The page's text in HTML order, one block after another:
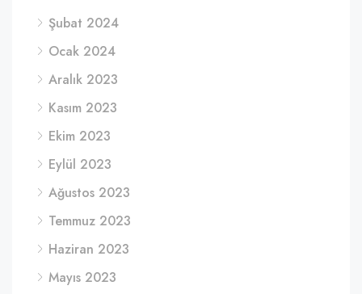
Şubat 2024
Ocak 2024
Aralık 2023
Kasım 2023
Ekim 2023
Eylül 2023
Ağustos 2023
Temmuz 2023
Haziran 2023
Mayıs 2023